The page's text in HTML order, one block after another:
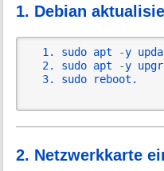
1. Debian
sudo apt -y
sudo apt
-y
sudo
2. Netzwerkkarte